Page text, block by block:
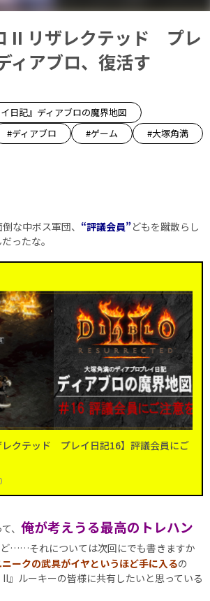
II リザレクテッド プレ
ィアブロ、復活す
日記』ディアブロの魔界地図
#ディアブロ #ゲーム
#大塚角満
な中ボス軍団、 “評議会員”どもを蹴散らし
ったな。
レクテッド プレイ日記16】評議会員にご
、 俺が考えうる最高のトレハン
……それについては次回にでも書きますか
ニークの武具がイヤというほど手に入るの
』ルーキーの皆様に共有したいと思っている